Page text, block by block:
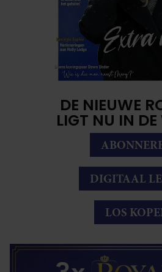
DE NIEUWE
LIGT NU IN
DIGITAAL
LOS